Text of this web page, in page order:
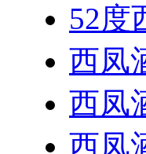
52度
西凤
西凤
西凤